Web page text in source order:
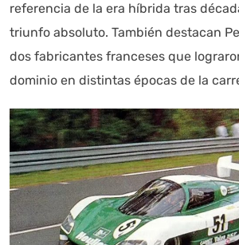
referencia de la era híbrida tras
triunfo absoluto. También destacan
dos fabricantes franceses que
dominio en distintas épocas de la